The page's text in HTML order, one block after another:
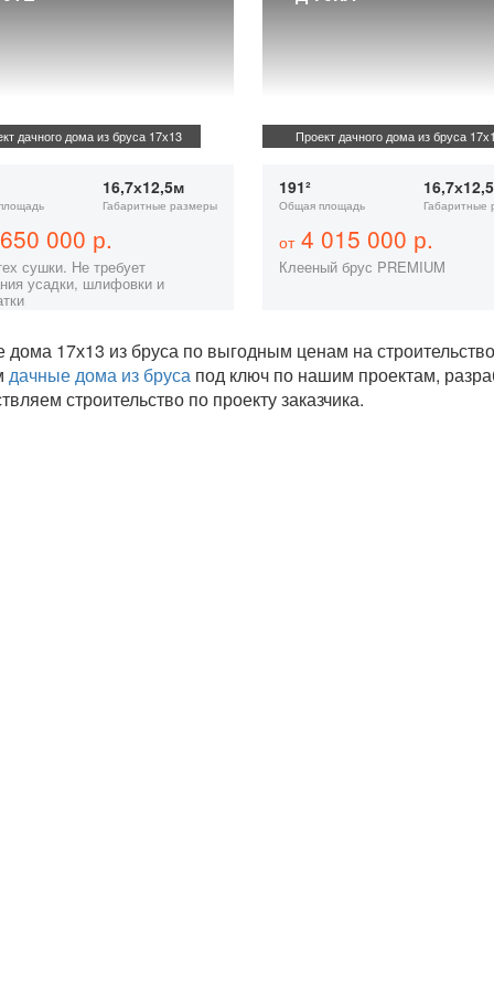
дачного дома из бруса 17х13
16,7х12,5м
Габаритные размеры
000 р.
сушки. Не требует
усадки, шлифовки и
Проект дачного дома из бруса
191²
Общая площадь Габаритные
от4 015 000 р.
Клееный брус PREMIUM
дома 17х13 из бруса по выгодным ценам на
дачные дома из брусапод ключ по нашим проектам,
строительство по проекту заказчика.